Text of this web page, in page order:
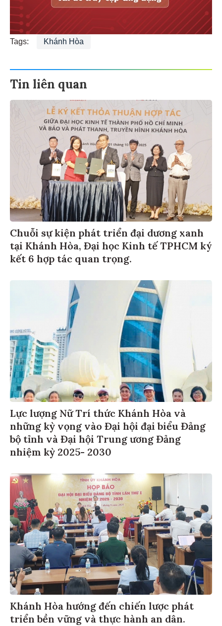
Tags: Khánh Hòa
Tin liên quan
Chuỗi sự kiện phát triển đại dương xanh
tại Khánh Hòa, Đại học Kinh tế TPHCM ký
kết 6 hợp tác quan trọng.
Lực lượng Nữ Trí thức Khánh Hòa và
những kỳ vọng vào Đại hội đại biểu Đảng
bộ tỉnh và Đại hội Trung ương Đảng
nhiệm kỳ 2025- 2030
Khánh Hòa hướng đến chiến lược phát
triển bền vững và thực hành an dân.